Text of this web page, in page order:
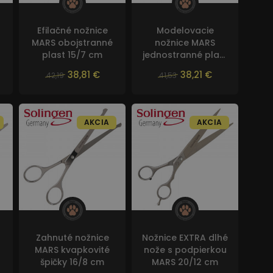
nožoch (efilačné).Modelovacie nožnice
dlhšej srsti na kratšiu. Napríklad prechody z
používame na prestrihanie hustej srsti,
nožnicami nie je tak huňatý.
nožnice, ktoré sú bežne dostupné aj ZOO
Hobby nožnice
nemajú mikrozúbky, nie sú
Jedná sa síce o neznačkové nožnice, ale
Efilačné nožnice
MARS obojstranné
plast 15/7 cm
42,19 38,81 €
Modelovacie
nožnice MARS
jednostranné plast
41,53 38,21 €
Zahnuté nožnice
MARS kvapkovité
špičky 16/8 cm
AKCIA
Nožnice EXTRA dlhé
nože s podpierkou
MARS 20/12 cm
AKCIA